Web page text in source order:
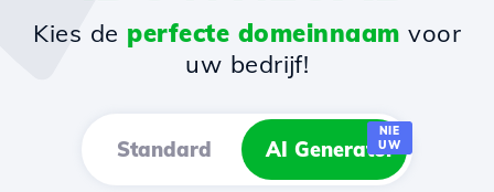
Kies de perfecte domeinnaam voor
uw bedrijf!
Standard AI Generator
NIE
UW